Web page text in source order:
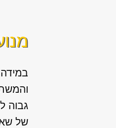
גבוה
של